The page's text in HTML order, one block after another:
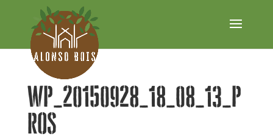
wp_20150928_18_08_13_p
roS